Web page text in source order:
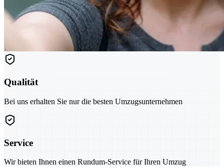
Qualität
Bei uns erhalten Sie nur die besten Umzugsunternehmen
Service
Wir bieten Ihnen einen Rundum-Service für Ihren Umzug